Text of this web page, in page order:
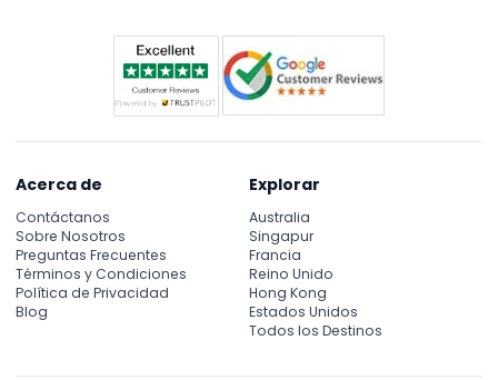
Acerca de
Contáctanos
Sobre Nosotros
Preguntas Frecuentes
Términos y Condiciones
Política de Privacidad
Blog
Explorar
Australia
Singapur
Francia
Reino Unido
Hong Kong
Estados Unidos
Todos los Destinos